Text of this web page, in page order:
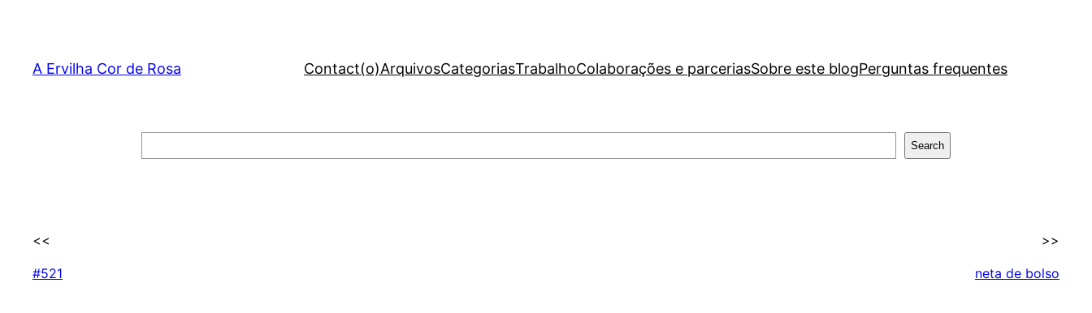
content
A Ervilha Cor de Rosa Contact(o)ArquivosCategoriasTrabalhoColaborações e parceriasSobre este blogPerguntas frequentes
Search
<<
#521
>>
neta de bolso